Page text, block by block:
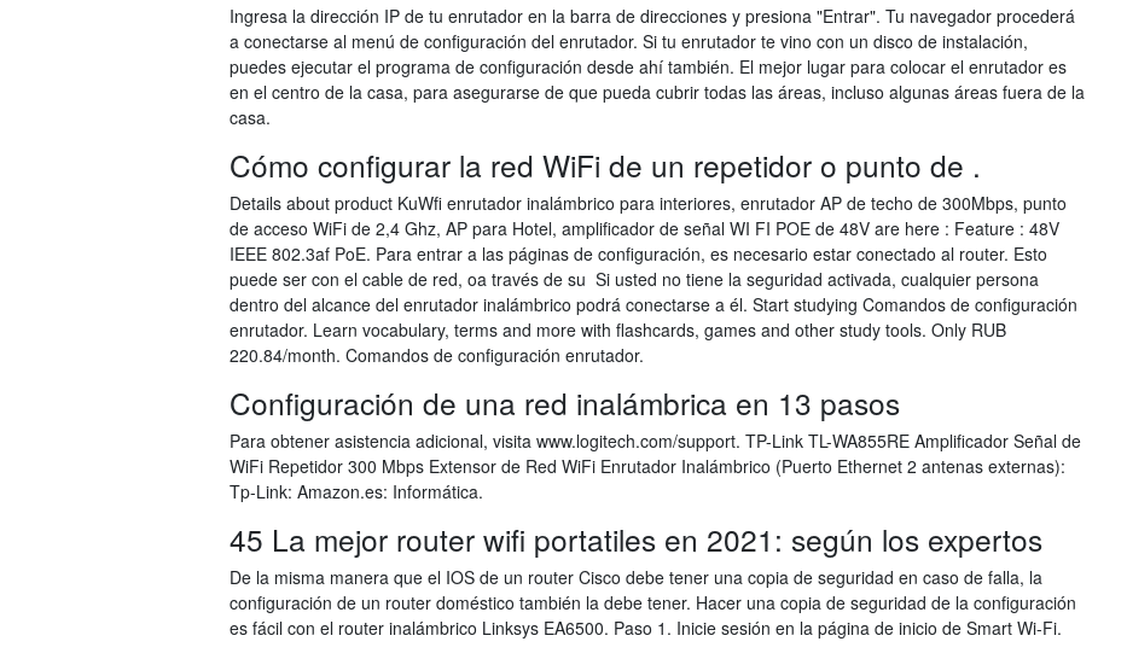
Ingresa la dirección IP de tu enrutador en la barra de direcciones y presiona "Entrar". Tu navegador procederá
a conectarse al menú de configuración del enrutador. Si tu enrutador te vino con un disco de instalación,
puedes ejecutar el programa de configuración desde ahí también. El mejor lugar para colocar el enrutador es
en el centro de la casa, para asegurarse de que pueda cubrir todas las áreas, incluso algunas áreas fuera de la
casa.
Cómo configurar la red WiFi de un repetidor o punto de .
Details about product KuWfi enrutador inalámbrico para interiores, enrutador AP de techo de 300Mbps, punto
de acceso WiFi de 2,4 Ghz, AP para Hotel, amplificador de señal WI FI POE de 48V are here : Feature : 48V
IEEE 802.3af PoE. Para entrar a las páginas de configuración, es necesario estar conectado al router. Esto
puede ser con el cable de red, oa través de su Si usted no tiene la seguridad activada, cualquier persona
dentro del alcance del enrutador inalámbrico podrá conectarse a él. Start studying Comandos de configuración
enrutador. Learn vocabulary, terms and more with flashcards, games and other study tools. Only RUB
220.84/month. Comandos de configuración enrutador.
Configuración de una red inalámbrica en 13 pasos
Para obtener asistencia adicional, visita www.logitech.com/support. TP-Link TL-WA855RE Amplificador Señal de
WiFi Repetidor 300 Mbps Extensor de Red WiFi Enrutador Inalámbrico (Puerto Ethernet 2 antenas externas):
Tp-Link: Amazon.es: Informática.
45 La mejor router wifi portatiles en 2021: según los expertos
De la misma manera que el IOS de un router Cisco debe tener una copia de seguridad en caso de falla, la
configuración de un router doméstico también la debe tener. Hacer una copia de seguridad de la configuración
es fácil con el router inalámbrico Linksys EA6500. Paso 1. Inicie sesión en la página de inicio de Smart Wi-Fi.